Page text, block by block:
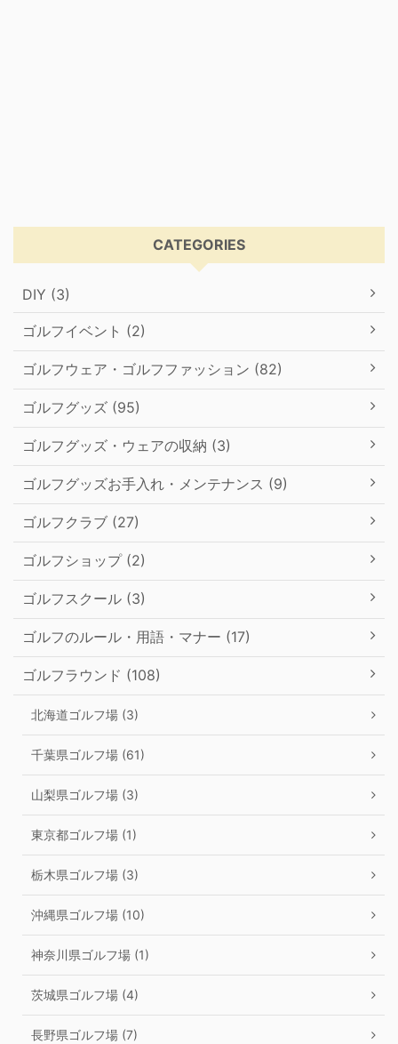
CATEGORIES
DIY (3)
ゴルフイベント (2)
ゴルフウェア・ゴルフファッション (82)
ゴルフグッズ (95)
ゴルフグッズ・ウェアの収納 (3)
ゴルフグッズお手入れ・メンテナンス (9)
ゴルフクラブ (27)
ゴルフショップ (2)
ゴルフスクール (3)
ゴルフのルール・用語・マナー (17)
ゴルフラウンド (108)
北海道ゴルフ場 (3)
千葉県ゴルフ場 (61)
山梨県ゴルフ場 (3)
東京都ゴルフ場 (1)
栃木県ゴルフ場 (3)
沖縄県ゴルフ場 (10)
神奈川県ゴルフ場 (1)
茨城県ゴルフ場 (4)
長野県ゴルフ場 (7)